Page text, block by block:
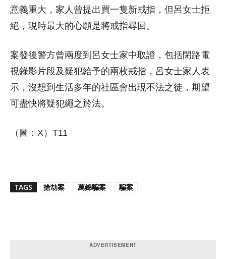
意義重大，家人曾提出買一隻新戒指，但呂女士拒
絕，現時最大的心願是將戒指尋回。
案發後警方曾兩度到呂女士家中取證，包括閉路電
視錄影片段及疑犯給予的兩枚戒指，呂女士家人表
示，沒想到生活多年的社區會出現不法之徒，期望
可盡快將疑犯繩之於法。
（圖：X）T11
TAGS 搶劫案 萬錦騙案 騙案